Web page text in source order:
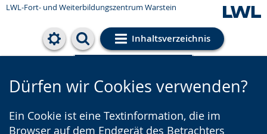
LWL-Fort- und Weiterbildungszentrum Warstein
Inhaltsverzeichnis
Cookie-Einstellungen
Dürfen wir Cookies verwenden?
Ein Cookie ist eine Textinformation, die im
Browser auf dem Endgerät des Betrachters